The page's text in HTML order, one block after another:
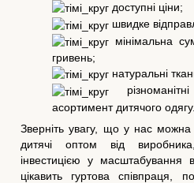
доступні ціни;
швидке
мінімальна
гривень;
натуральні
асортимент дитячого одягу.
Зверніть увагу, що у нас можна
дитячі оптом від
інвестицією у масштабування
цікавить гуртова співпраця,